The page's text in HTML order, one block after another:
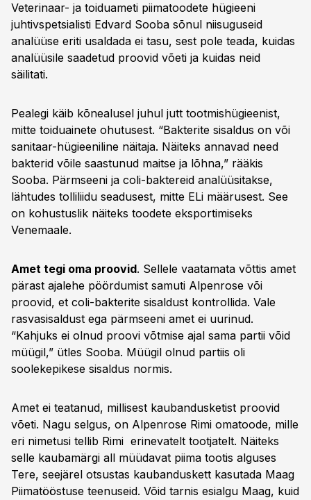
Veterinaar- ja toiduameti piimatoodete hügieeni
juhtivspetsialisti Edvard Sooba sõnul niisuguseid
analüüse eriti usaldada ei tasu, sest pole teada, kuidas
analüüsile saadetud proovid võeti ja kuidas neid
säilitati.
Pealegi käib kõnealusel juhul jutt tootmishügieenist,
mitte toiduainete ohutusest. “Bakterite sisaldus on või
sanitaar-hügieeniline näitaja. Näiteks annavad need
bakterid võile saastunud maitse ja lõhna,” rääkis
Sooba. Pärmseeni ja coli-baktereid analüüsitakse,
lähtudes tolliliidu seadusest, mitte ELi määrusest. See
on kohustuslik näiteks toodete eksportimiseks
Venemaale.
Amet tegi oma proovid. Sellele vaatamata võttis amet
pärast ajalehe pöördumist samuti Alpenrose või
proovid, et coli-bakterite sisaldust kontrollida. Vale
rasvasisaldust ega pärmseeni amet ei ­uurinud.
“Kahjuks ei olnud proovi võtmise ajal sama partii võid
müügil,” ütles Sooba. Müügil olnud partiis oli
soolekepikese sisaldus normis.
Amet ei teatanud, millisest kaubandusketist proovid
võeti. Nagu selgus, on Alpenrose Rimi omatoode, mille
eri nimetusi tellib Rimi erinevatelt tootjatelt. Näiteks
selle kaubamärgi all müüdavat piima tootis alguses
Tere, seejärel otsustas kaubanduskett kasutada Maag
Piimatööstuse teenuseid. Võid tarnis esialgu Maag, kuid